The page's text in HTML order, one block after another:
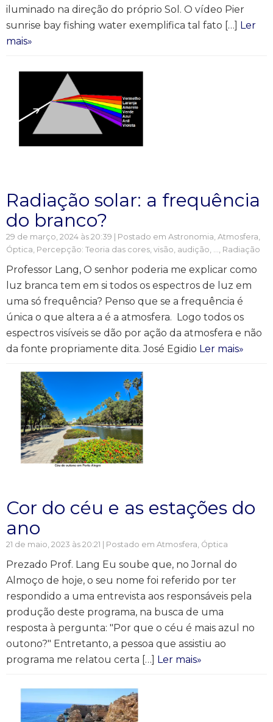
iluminado na direção do próprio Sol. O vídeo Pier
sunrise bay fishing water exemplifica tal fato […] Ler
mais»
Radiação solar: a frequência
do branco?
29 de março, 2024 às 20:39 | Postado em Astronomia, Atmosfera,
Óptica, Percepção: Teoria das cores, visão, audição, ..., Radiação
Professor Lang, O senhor poderia me explicar como
luz branca tem em si todos os espectros de luz em
uma só frequência? Penso que se a frequência é
única o que altera a é a atmosfera. Logo todos os
espectros visíveis se dão por ação da atmosfera e não
da fonte propriamente dita. José Egidio Ler mais»
Cor do céu e as estações do
ano
21 de maio, 2023 às 20:21 | Postado em Atmosfera, Óptica
Prezado Prof. Lang Eu soube que, no Jornal do
Almoço de hoje, o seu nome foi referido por ter
respondido a uma entrevista aos responsáveis pela
produção deste programa, na busca de uma
resposta à pergunta: "Por que o céu é mais azul no
outono?" Entretanto, a pessoa que assistiu ao
programa me relatou certa […] Ler mais»